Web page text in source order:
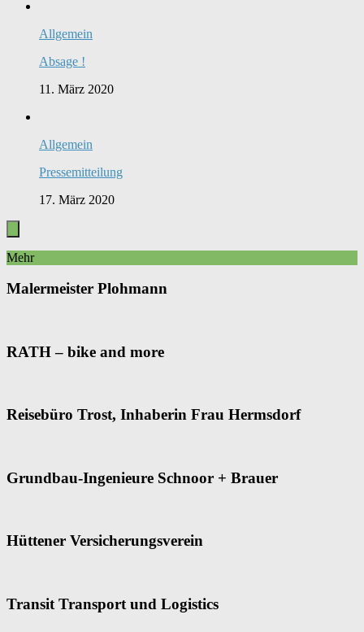
Allgemein
Absage !
11. März 2020
Allgemein
Pressemitteilung
17. März 2020
Mehr
Malermeister Plohmann
RATH – bike and more
Reisebüro Trost, Inhaberin Frau Hermsdorf
Grundbau-Ingenieure Schnoor + Brauer
Hüttener Versicherungsverein
Transit Transport und Logistics